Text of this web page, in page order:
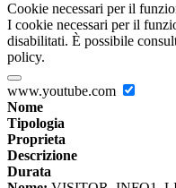
Cookie necessari per il
I cookie necessari per il
disabilitati. È possibile
policy.
www.youtube.com
Nome
Tipologia
Proprieta
Descrizione
Durata